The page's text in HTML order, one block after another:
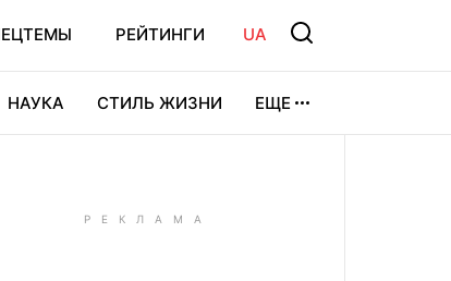
РЕЙТИНГИ UA
НАУКА СТИЛЬ ЖИЗНИ ЕЩЕ